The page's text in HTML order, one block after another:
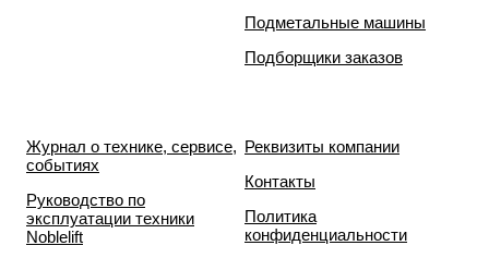
Подметальные машины
Подборщики заказов
Журнал о технике, сервисе,
событиях
Руководство по
эксплуатации техники
Noblelift
Реквизиты компании
Контакты
Политика
конфиденциальности